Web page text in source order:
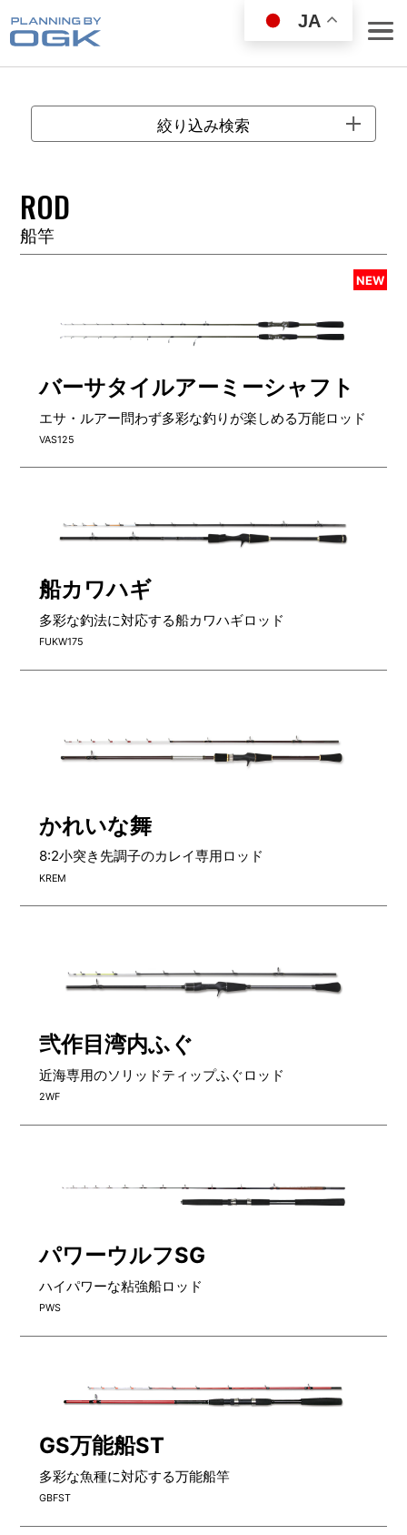
ROD
REEL
LANDING NET
FISHING SET
LURE
OTHERS
NURSING CARE
絞り込み検索
ROD
船竿
NEW
バーサタイルアーミーシャフト
エサ・ルアー問わず多彩な釣りが楽しめる万能ロッド
VAS125
船カワハギ
多彩な釣法に対応する船カワハギロッド
FUKW175
かれいな舞
8:2小突き先調子のカレイ専用ロッド
KREM
弐作目湾内ふぐ
近海専用のソリッドティップふぐロッド
2WF
パワーウルフSG
ハイパワーな粘強船ロッド
PWS
GS万能船ST
多彩な魚種に対応する万能船竿
GBFST
JA